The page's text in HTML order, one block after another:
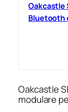
Oakcastle
Bluetooth
Oakcastle
modulare